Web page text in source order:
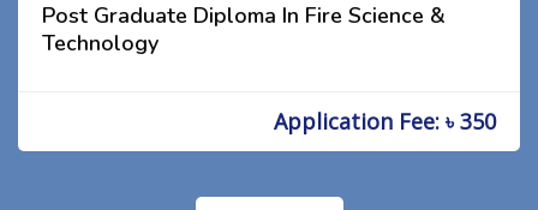
Post Graduate Diploma In Fire Science &
Technology
Application Fee: ৳ 350